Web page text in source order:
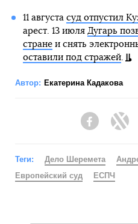
11 августа суд отпустил
арест. 13 июля Дугарь
странеи снять
оставили под стражей.
Автор: Екатерина Кадакова
Facebook
Теги: Дело Шеремета
Европейский суд
ЕСПЧ